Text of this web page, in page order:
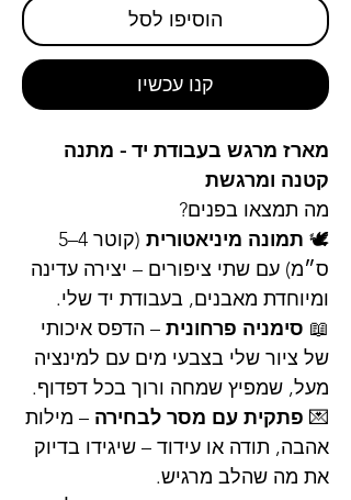
הוסיפו לסל
קנו עכשיו
מארז מרגש בעבודת יד - מתנה
קטנה ומרגשת
מה תמצאו בפנים?
🕊 תמונה מיניאטורית
(קוטר 4–5
ס״מ) עם שתי ציפורים – יצירה עדינה
ומיוחדת מאבנים, בעבודת יד שלי.
📖 סימניה פרחונית – הדפס איכותי
של ציור שלי בצבעי מים עם למינציה
מעל, שמפיץ שמחה ורוך בכל דפדוף.
💌 פתקית עם מסר לבחירה – מילות
אהבה, תודה או עידוד – שיגידו בדיוק
את מה שהלב מרגיש.